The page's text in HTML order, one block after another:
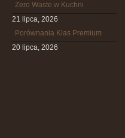
Zero Waste w Kuchni
21 lipca, 2026
Porównania Klas Premium
20 lipca, 2026